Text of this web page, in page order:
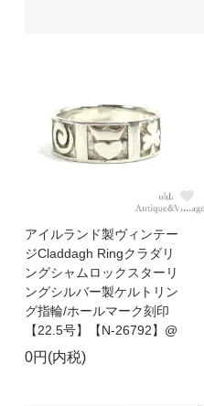
アイルランド製ヴィンテー
ジCladdagh Ringクラダリ
ングシャムロックスターリ
ングシルバー製ケルトリン
グ指輪/ホールマーク刻印
【22.5号】【N-26792】@
0円(内税)